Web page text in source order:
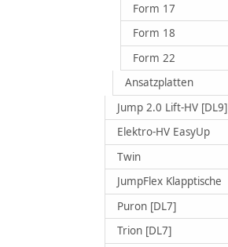
Form 17
Form 18
Form 22
Ansatzplatten
Jump 2.0 Lift-HV [DL9]
Elektro-HV EasyUp
Twin
JumpFlex Klapptische
Puron [DL7]
Trion [DL7]